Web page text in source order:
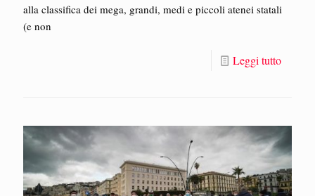
alla classifica dei mega, grandi, medi e piccoli atenei statali
(e non
Leggi tutto